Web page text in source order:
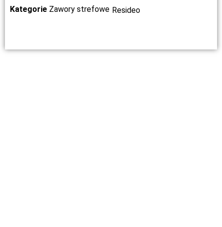
Kategorie Zawory strefowe Resideo